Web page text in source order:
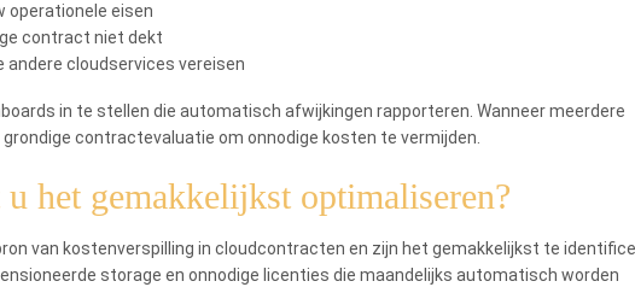
operationele eisen
contract niet dekt
andere cloudservices vereisen
in te stellen die automatisch afwijkingen rapporteren. Wanneer meerdere
contractevaluatie om onnodige kosten te vermijden.
het gemakkelijkst optimaliseren?
van kostenverspilling in cloudcontracten en zijn het gemakkelijkst te
storage en onnodige licenties die maandelijks automatisch worden